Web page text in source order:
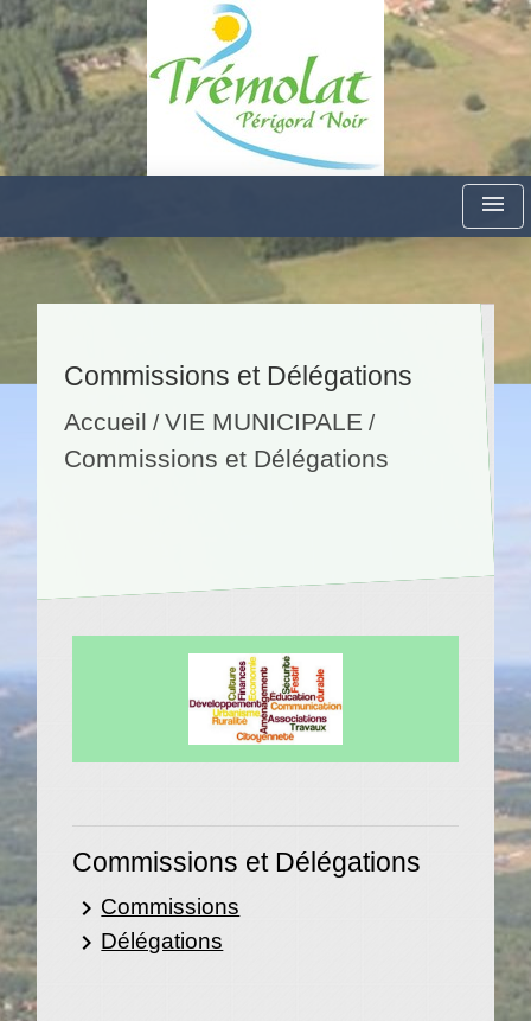
menu
Commissions et Délégations
Accueil /VIE MUNICIPALE /
Commissions et Délégations
Commissions et Délégations
keyboard_arrow_rightCommissions
keyboard_arrow_rightDélégations